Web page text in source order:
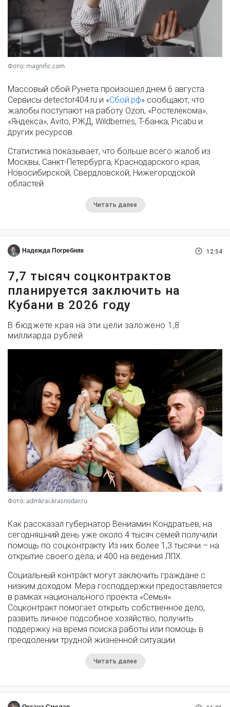
Фото: magnific.com
Массовый сбой Рунета произошел днем 6 августа.
Сервисы detector404.ru и «Сбой.рф» сообщают, что
жалобы поступают на работу Ozon, «Ростелекома»,
«Яндекса», Avito, РЖД, Wildberries, Т-банка, Picabu и
других ресурсов.
Статистика показывает, что больше всего жалоб из
Москвы, Санкт-Петербурга, Краснодарского края,
Новосибирской, Свердловской, Нижегородской
областей.
Читать далее
Надежда Погребняк 12:54
7,7 тысяч соцконтрактов
планируется заключить на
Кубани в 2026 году
В бюджете края на эти цели заложено 1,8
миллиарда рублей
Фото: admkrai.krasnodar.ru
Как рассказал губернатор Вениамин Кондратьев, на
сегодняшний день уже около 4 тысяч семей получили
помощь по соцконтракту. Из них более 1,3 тысячи – на
открытие своего дела, и 400 на ведения ЛПХ.
Социальный контракт могут заключить граждане с
низким доходом. Мера господдержки предоставляется
в рамках национального проекта «Семья».
Соцконтракт помогает открыть собственное дело,
развить личное подсобное хозяйство, получить
поддержку на время поиска работы или помощь в
преодолении трудной жизненной ситуации.
Читать далее